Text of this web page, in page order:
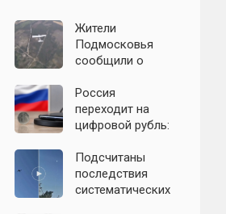
Жители
Подмосковья
сообщили о
обнародованы
подробности о
налёте
августа
Россия
переходит на
цифровой рубль:
систему сравнили
с моделью СССР
Подсчитаны
последствия
систематических